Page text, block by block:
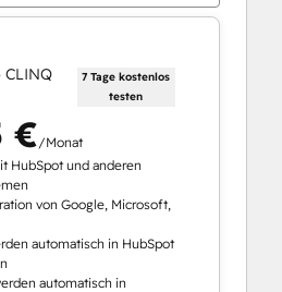
7 Tage kostenlos
testen
€/Monat
HubSpot und anderen
von Google, Microsoft,
automatisch in HubSpot
automatisch in